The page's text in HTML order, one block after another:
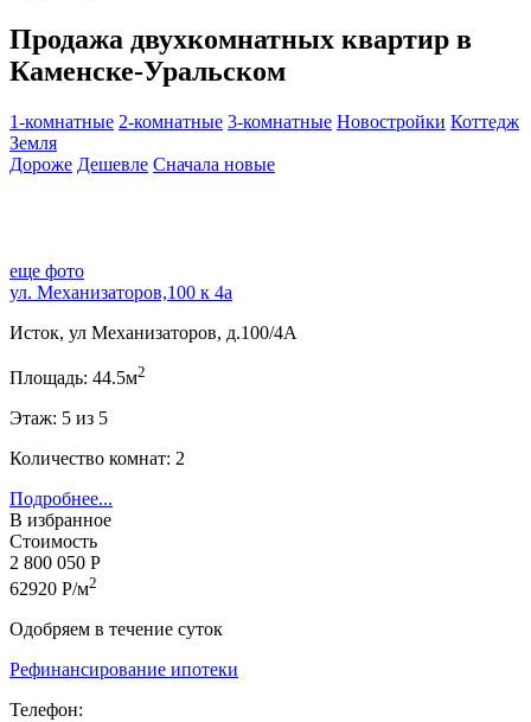
Продажа двухкомнатных квартир в
Каменске-Уральском
1-комнатные 2-комнатные 3-комнатные Новостройки Коттедж
Земля
Дороже Дешевле Сначала новые
еще фото
ул. Механизаторов,100 к 4а
Исток, ул Механизаторов, д.100/4А
Площадь: 44.5м2
Этаж: 5 из 5
Количество комнат: 2
Подробнее...
В избранное
Стоимость
2 800 050 Р
62920 Р/м2
Одобряем в течение суток
Рефинансирование ипотеки
Телефон: